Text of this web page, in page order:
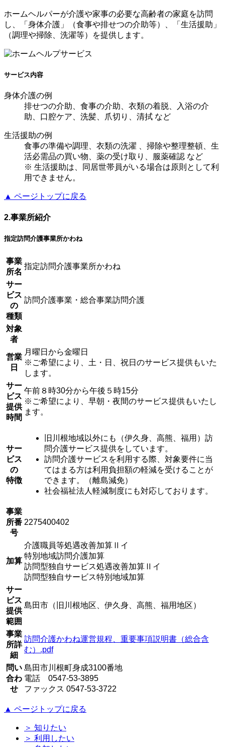
ホームヘルパーが介護や家事の必要な高齢者の家庭を訪問
し、「身体介護」（食事や排せつの介助等）、「生活援助」
（調理や掃除、洗濯等）を提供します。
サービス内容
身体介護の例
排せつの介助、食事の介助、衣類の着脱、入浴の介
助、口腔ケア、洗髪、爪切り、清拭 など
生活援助の例
食事の準備や調理、衣類の洗濯 、掃除や整理整頓、生
活必需品の買い物、薬の受け取り、服薬確認 など
※ 生活援助は、同居世帯員がいる場合は原則として利
用できません。
▲ ページトップに戻る
2.事業所紹介
指定訪問介護事業所かわね
事業
所名
指定訪問介護事業所かわね
サー
ビス
の
種類
訪問介護事業・総合事業訪問介護
対象
者
営業
日
月曜日から金曜日
※ご希望により、土・日、祝日のサービス提供もいた
します。
サー
ビス
提供
時間
午前８時30分から午後５時15分
※ご希望により、早朝・夜間のサービス提供もいたし
ます。
サー
ビス
の
特徴
旧川根地域以外にも（伊久身、高熊、福用）訪
問介護サービス提供をしています。
訪問介護サービスを利用する際、対象要件に当
てはまる方は利用負担額の軽減を受けることが
できます。（離島減免）
社会福祉法人軽減制度にも対応しております。
事業
所番
号
2275400402
加算
介護職員等処遇改善加算Ⅱイ
特別地域訪問介護加算
訪問型独自サービス処遇改善加算Ⅱイ
訪問型独自サービス特別地域加算
サー
ビス
提供
範囲
島田市（旧川根地区、伊久身、高熊、福用地区）
事業
所詳
細
訪問介護かわね運営規程、重要事項説明書（総合含
む）.pdf
問い
合わ
せ
島田市川根町身成3100番地
電話 0547-53-3895
ファックス 0547-53-3722
▲ ページトップに戻る
＞ 知りたい
＞ 利用したい